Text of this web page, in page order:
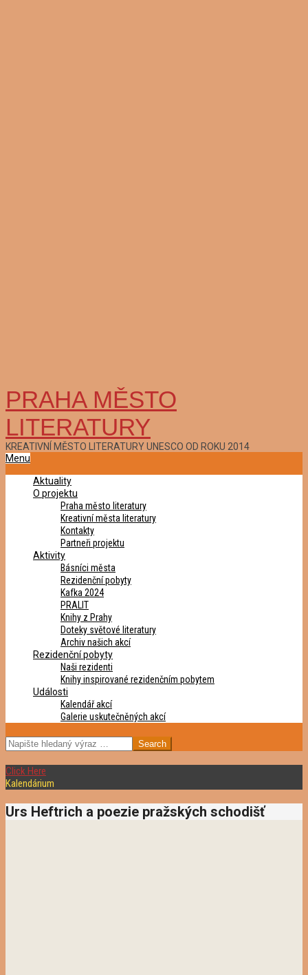
PRAHA MĚSTO
LITERATURY
KREATIVNÍ MĚSTO LITERATURY UNESCO OD ROKU 2014
Primary
Menu
Aktuality
O projektu
Praha město literatury
Kreativní města literatury
Kontakty
Partneři projektu
Aktivity
Básníci města
Rezidenční pobyty
Kafka 2024
PRALIT
Knihy z Prahy
Doteky světové literatury
Archiv našich akcí
Rezidenční pobyty
Naši rezidenti
Knihy inspirované rezidenčním pobytem
Události
Kalendář akcí
Galerie uskutečněných akcí
SEARCH
Click Here
Kalendárium
Urs Heftrich a poezie pražských schodišť